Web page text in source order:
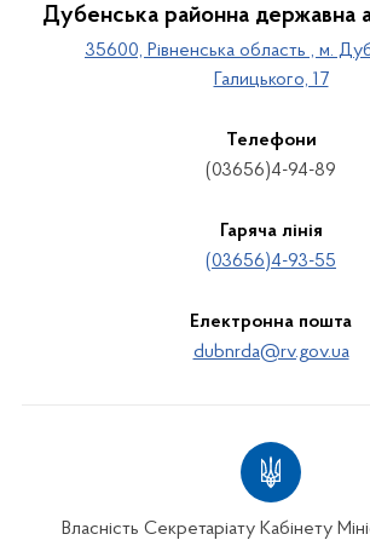
Дубенська районна державна
35600, Рівненська область , м.
Галицького, 17
Телефони
(03656)4-94-89
Гаряча лінія
(03656)4-93-55
Електронна пошта
dubnrda@rv.gov.ua
Власність Секретаріату Кабінету